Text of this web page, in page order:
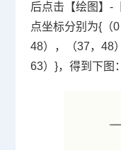
后点击【绘图】-
点坐标分别为{（
48），（37，48
63）}，得到下图：